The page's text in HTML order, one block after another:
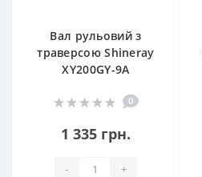
Вал рульовий з
траверсою Shineray
XY200GY-9A
0
1 335 грн.
- +